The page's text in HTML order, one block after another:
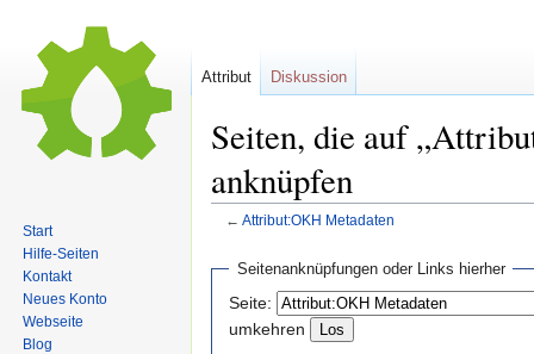
Seiten, die auf
anknüpfen
← Attribut:OKH Metadaten
Navigation
springen
springen
Seitenanknüpfungen oder Links hierher
Seite:
umkehren
Attribut Diskussion
Start
Hilfe-Seiten
Kontakt
Neues Konto
Webseite
Blog